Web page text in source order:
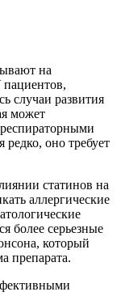
на
пациентов,
случаи развития
может
редко, оно требует
статинов на
аллергические
более серьезные
который
препарата.